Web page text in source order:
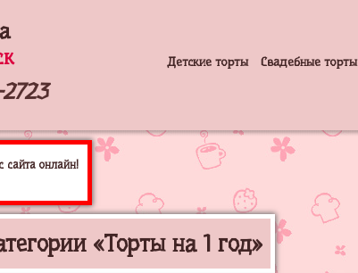
Детские торты Свадебные торты
сайта онлайн!
«Торты на 1 год»